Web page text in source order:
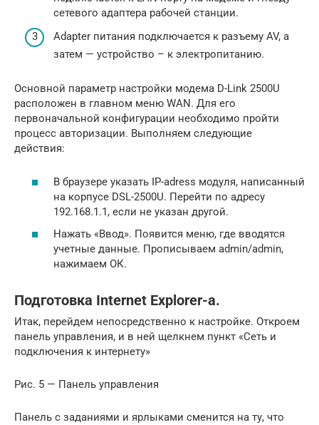
сетевого адаптера рабочей станции.
Adapter питания подключается к разъему AV, а
затем — устройство – к электропитанию.
Основной параметр настройки модема D-Link 2500U
расположен в главном меню WAN. Для его
первоначальной конфигурации необходимо пройти
процесс авторизации. Выполняем следующие
действия:
В браузере указать IP-adress модуля, написанный
на корпусе DSL-2500U. Перейти по адресу
192.168.1.1, если не указан другой.
Нажать «Ввод». Появится меню, где вводятся
учетные данные. Прописываем admin/admin,
нажимаем ОК.
Подготовка Internet Explorer-а.
Итак, перейдем непосредственно к настройке. Откроем
панель управления, и в ней щелкнем пункт «Сеть и
подключения к интернету»
Рис. 5 — Панель управления
Панель с заданиями и ярлыками сменится на ту, что